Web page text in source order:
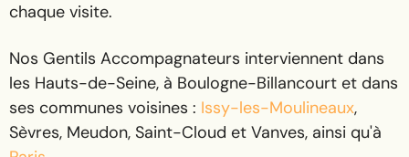
chaque visite.
Nos Gentils Accompagnateurs interviennent dans
les Hauts-de-Seine, à Boulogne-Billancourt et dans
ses communes voisines : Issy-les-Moulineaux,
Sèvres, Meudon, Saint-Cloud et Vanves, ainsi qu'à